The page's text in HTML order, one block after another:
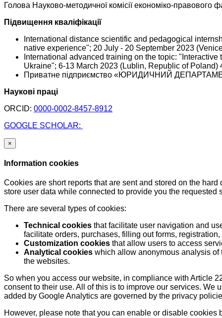
Голова Науково-методичної комісії економіко-правового
Підвищення кваліфікації
International distance scientific and pedagogical
native experience"; 20 July - 20 September 2023
International advanced training on the topic:
Ukraine"; 6-13 March 2023 (Lublin, Republic of Poland)
Приватне підприємство «ЮРИДИЧНИЙ
Наукові праці
ORCID: 0000-0002-8457-8912
GOOGLE SCHOLAR:
×
Information cookies
Cookies are short reports that are sent and stored on the
store user data while connected to provide you the
There are several types of cookies:
Technical cookies that facilitate user navigation and
facilitate orders, purchases, filling out forms,
Customization cookies that allow users to access
Analytical cookies which allow anonymous analysis
the websites.
So when you access our website, in compliance with Article
consent to their use. All of this is to improve our services.
added by Google Analytics are governed by the privacy
However, please note that you can enable or disable cookies